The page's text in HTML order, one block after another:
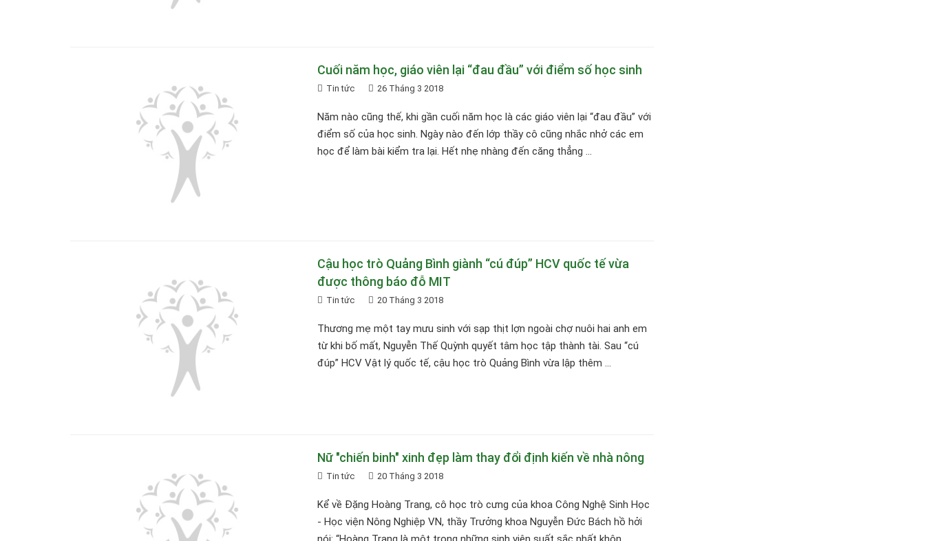
Cuối năm học, giáo viên lại “đau đầu” với điểm số học sinh
Tin tức 26 Tháng 3 2018
Năm nào cũng thế, khi gần cuối năm học là các giáo viên lại “đau đầu” với
điểm số của học sinh. Ngày nào đến lớp thầy cô cũng nhắc nhở các em
học để làm bài kiểm tra lại. Hết nhẹ nhàng đến căng thẳng ...
Cậu học trò Quảng Bình giành “cú đúp” HCV quốc tế vừa
được thông báo đỗ MIT
Tin tức 20 Tháng 3 2018
Thương mẹ một tay mưu sinh với sạp thịt lợn ngoài chợ nuôi hai anh em
từ khi bố mất, Nguyễn Thế Quỳnh quyết tâm học tập thành tài. Sau “cú
đúp” HCV Vật lý quốc tế, cậu học trò Quảng Bình vừa lập thêm ...
Nữ "chiến binh" xinh đẹp làm thay đổi định kiến về nhà nông
Tin tức 20 Tháng 3 2018
Kể về Đặng Hoàng Trang, cô học trò cưng của khoa Công Nghệ Sinh Học
- Học viện Nông Nghiệp VN, thầy Trưởng khoa Nguyễn Đức Bách hồ hởi